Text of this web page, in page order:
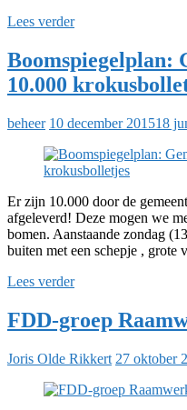
Lees verder
Boomspiegelplan:
10.000
beheer 10 december 201518
Er zijn 10.000 door de
afgeleverd! Deze mogen we
bomen. Aanstaande zondag
buiten met een schepje , grote
Lees verder
FDD-groep
Joris Olde Rikkert 27 oktober